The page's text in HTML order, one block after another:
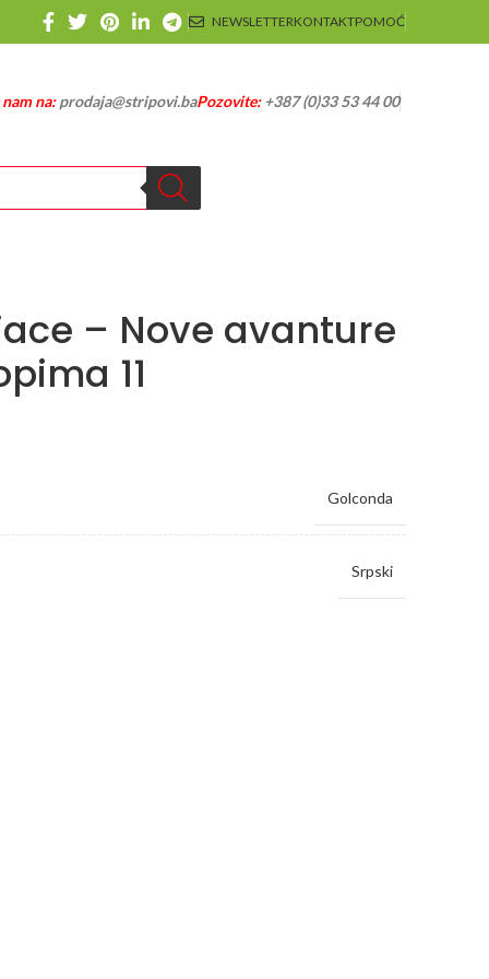
NEWSLETTERKONTAKTPOMOĆ
na:prodaja@stripovi.baPozovite:+387 (0)33 53 44 00
– Nove avanture
11
Golconda
Srpski